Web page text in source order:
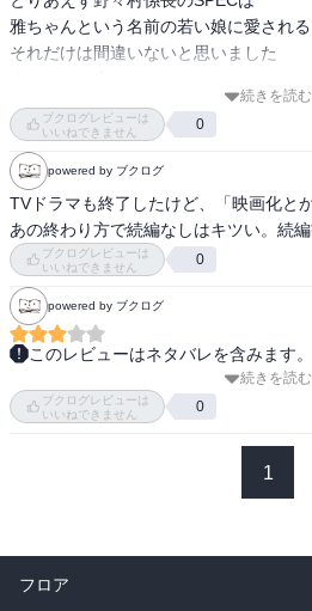
雅ちゃんという名前の若い娘に愛される
それだけは間違いないと思いました
未完の最終回にエヴァンゲリオンの余波
感じないこともない　気がします
続きを読む
ブクログレビューは
いいねできません
0
powered by ブクログ
TVドラマも終了したけど、「映画化と
あの終わり方で続編なしはキツい。続編
ブクログレビューは
いいねできません
0
powered by ブクログ
このレビューはネタバレを含みます。
あの衝撃の最終回の謎が少しでも解け
はあまり期待しないほうがいい。脚本
台詞を確認程度にはなるかもしれない
続きを読む
ブクログレビューは
いいねできません
0
1
フロア